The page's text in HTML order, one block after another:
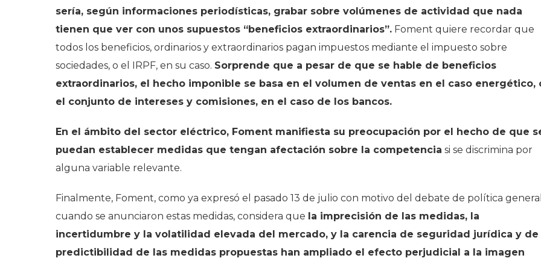
sería, según informaciones periodísticas, grabar sobre volúmenes de actividad que nada
tienen que ver con unos supuestos “beneficios extraordinarios”. Foment quiere recordar que
todos los beneficios, ordinarios y extraordinarios pagan impuestos mediante el impuesto sobre
sociedades, o el IRPF, en su caso. Sorprende que a pesar de que se hable de beneficios
extraordinarios, el hecho imponible se basa en el volumen de ventas en el caso energético,
el conjunto de intereses y comisiones, en el caso de los bancos.
En el ámbito del sector eléctrico, Foment manifiesta su preocupación por el hecho de que
puedan establecer medidas que tengan afectación sobre la competencia si se discrimina por
alguna variable relevante.
Finalmente, Foment, como ya expresó el pasado 13 de julio con motivo del debate de política general
cuando se anunciaron estas medidas, considera que la imprecisión de las medidas, la
incertidumbre y la volatilidad elevada del mercado, y la carencia de seguridad jurídica y de
predictibilidad de las medidas propuestas han ampliado el efecto perjudicial a la imagen